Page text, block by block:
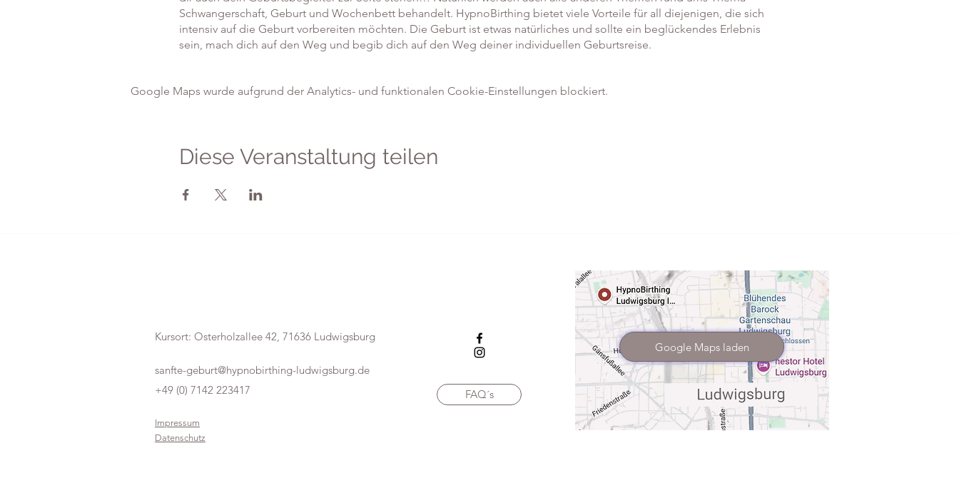
Schwangerschaft, Geburt und Wochenbett behandelt. HypnoBirthing bietet viele Vorteile für all diejenigen, die sich
intensiv auf die Geburt vorbereiten möchten. Die Geburt ist etwas natürliches und sollte ein beglückendes Erlebnis
sein, mach dich auf den Weg und begib dich auf den Weg deiner individuellen Geburtsreise.
Google Maps wurde aufgrund der Analytics- und funktionalen Cookie-Einstellungen blockiert.
Diese Veranstaltung teilen
Kursort: Osterholzallee 42, 71636 Ludwigsburg
sanfte-geburt@hypnobirthing-ludwigsburg.de
+49 (0) 7142 223417
Impressum
Datenschutz
FAQ´s
Google Maps laden